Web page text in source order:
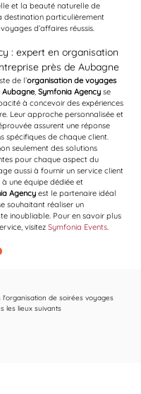
et la beauté naturelle de
destination particulièrement
d’affaires réussis.
: expert en organisation
près de Aubagne
de l’organisation de voyages
Aubagne, Symfonia Agency se
à concevoir des expériences
Leur approche personnalisée et
assurent une réponse
spécifiques de chaque client.
seulement des solutions
pour chaque aspect du
aussi à fournir un service client
une équipe dédiée et
Agency est le partenaire idéal
souhaitant réaliser un
inoubliable. Pour en savoir plus
visitez Symfonia Events.
l'organisation de soirées voyages
les lieux suivants